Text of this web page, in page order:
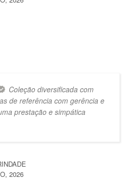
Coleção diversificada com
de referência com gerência e
prestação e simpática
2026